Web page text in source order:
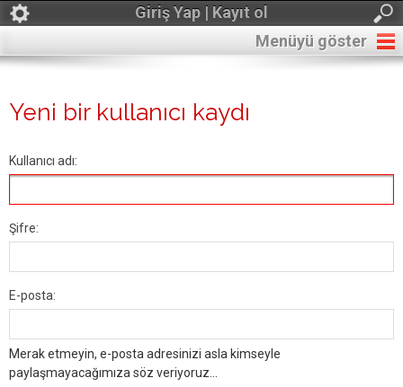
Giriş Yap | Kayıt ol
Menüyü göster
Yeni bir kullanıcı kaydı
Kullanıcı adı:
Şifre:
E-posta:
Merak etmeyin, e-posta adresinizi asla kimseyle
paylaşmayacağımıza söz veriyoruz...